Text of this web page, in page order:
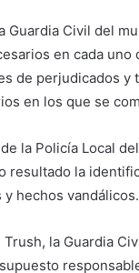
Guardia Civil del
en cada
de perjudicados
en los que se
la Policía Local
resultado la
hechos vandálicos.
la Guardia